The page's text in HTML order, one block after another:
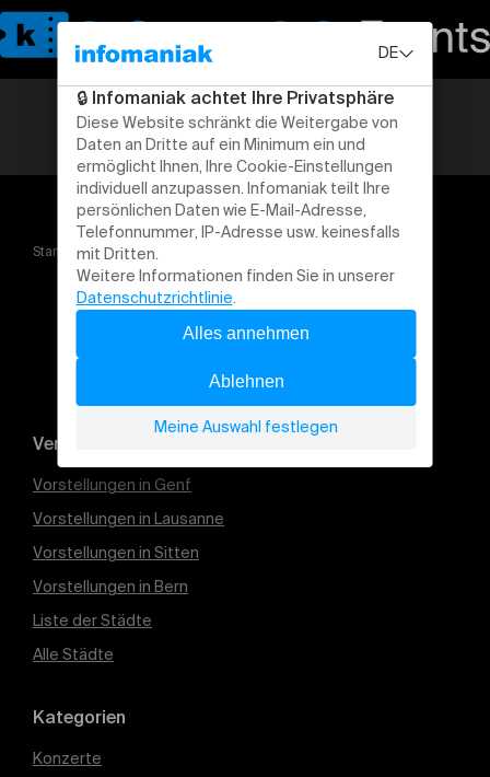
Startseite EJMA VIBES
Veranstaltung suchen
Vorstellungen in Genf
Vorstellungen in Lausanne
Vorstellungen in Sitten
Vorstellungen in Bern
Liste der Städte
Alle Städte
Kategorien
Konzerte